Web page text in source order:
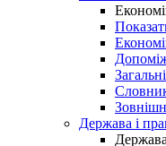
Держава і